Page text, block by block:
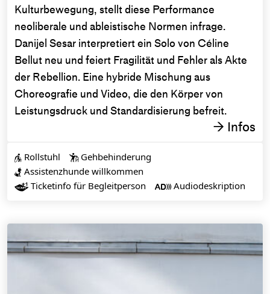
Kulturbewegung, stellt diese Performance
neoliberale und ableistische Normen infrage.
Danijel Sesar interpretiert ein Solo von Céline
Bellut neu und feiert Fragilität und Fehler als Akte
der Rebellion. Eine hybride Mischung aus
Choreografie und Video, die den Körper von
Leistungsdruck und Standardisierung befreit.
→ Infos
 Rollstuhl Gehbehinderung
 Assistenzhunde willkommen
Ticketinfo für Begleitperson Audiodeskription